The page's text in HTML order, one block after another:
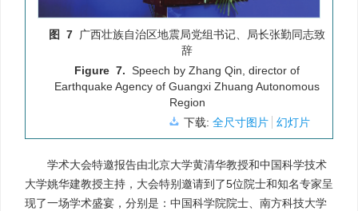
图 7 广西壮族自治区地震局党组书记、局长张勤同志致
辞
Figure 7. Speech by Zhang Qin, director of
Earthquake Agency of Guangxi Zhuang Autonomous
Region
下载: 全尺寸图片 幻灯片
学术大会特邀报告由北京大学黄清华教授和中国科学技术
大学姚华建教授主持，大会特别邀请到了5位院士和知名专家呈
现了一场学术盛宴，分别是：中国科学院院士、南方科技大学